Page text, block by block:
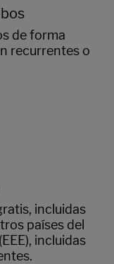
de forma
recurrentes o
incluidas
países del
incluidas